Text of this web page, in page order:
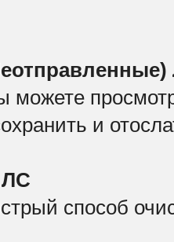
можете
и
ЛС
способ